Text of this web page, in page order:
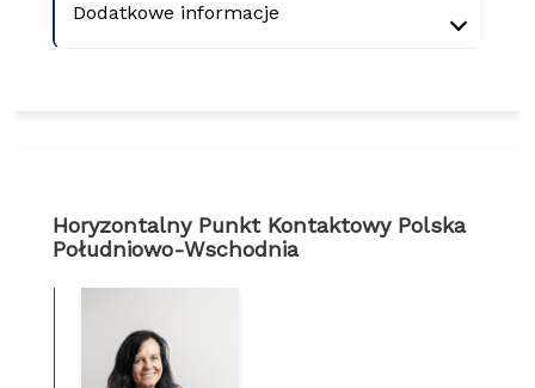
Dodatkowe informacje
Horyzontalny Punkt Kontaktowy Polska
Południowo-Wschodnia